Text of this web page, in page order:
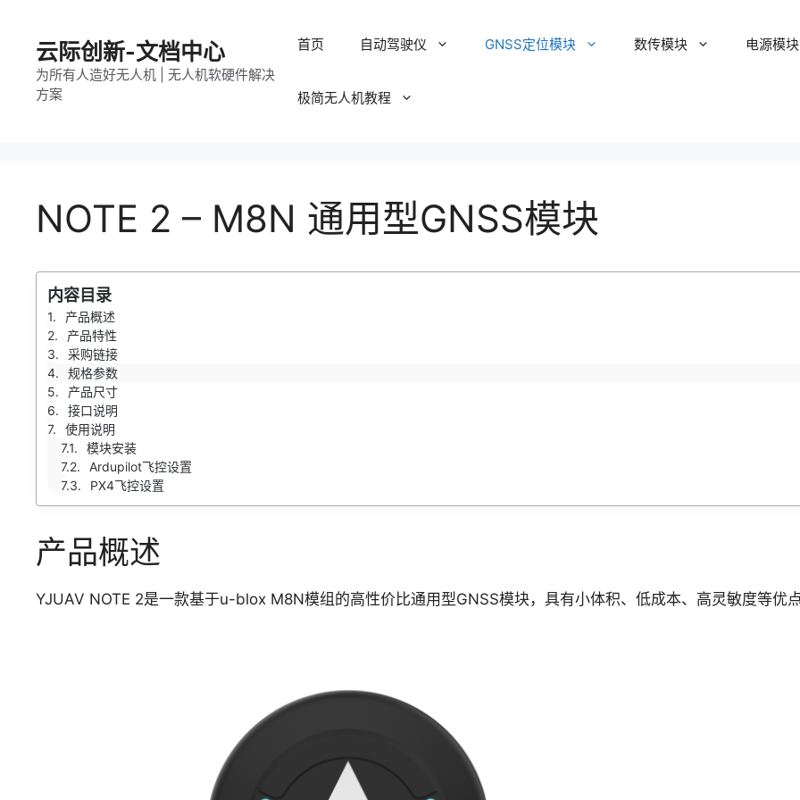
云际创新-文档中心
为所有人造好无人机 | 无人机软硬件解决
方案
首页 自动驾驶仪 GNSS定位模块 数传模块 电源模块
极简无人机教程
NOTE 2 – M8N 通用型GNSS模块
内容目录
产品概述
产品特性
采购链接
规格参数
产品尺寸
接口说明
使用说明
模块安装
Ardupilot飞控设置
PX4飞控设置
产品概述
YJUAV NOTE 2是一款基于u-blox M8N模组的高性价比通用型GNSS模块，具有小体积、低成本、高灵敏度等优